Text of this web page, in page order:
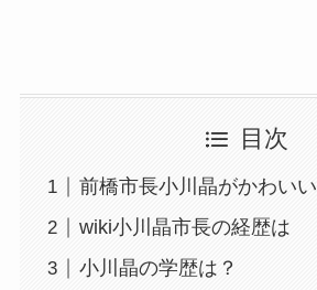
目次
前橋市長小川晶がかわいい
wiki小川晶市長の経歴は
小川晶の学歴は？